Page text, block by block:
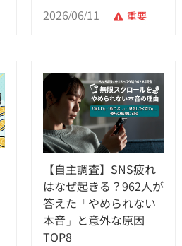
2026/06/11
重要
【自主調査】SNS疲れ
はなぜ起きる？962人が
答えた「やめられない
本音」と意外な原因
TOP8